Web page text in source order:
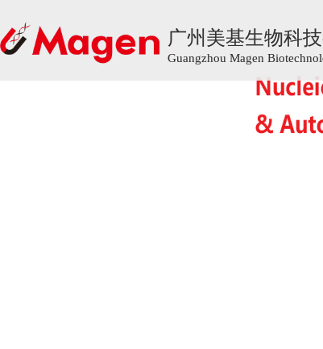
广州美基生物科
Guangzhou Magen
广州美基生物科
Guangzhou Magen